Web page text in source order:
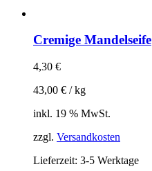
Cremige Mandelseife
4,30 €
43,00 € /kg
inkl. 19 % MwSt.
zzgl. Versandkosten
Lieferzeit: 3-5 Werktage